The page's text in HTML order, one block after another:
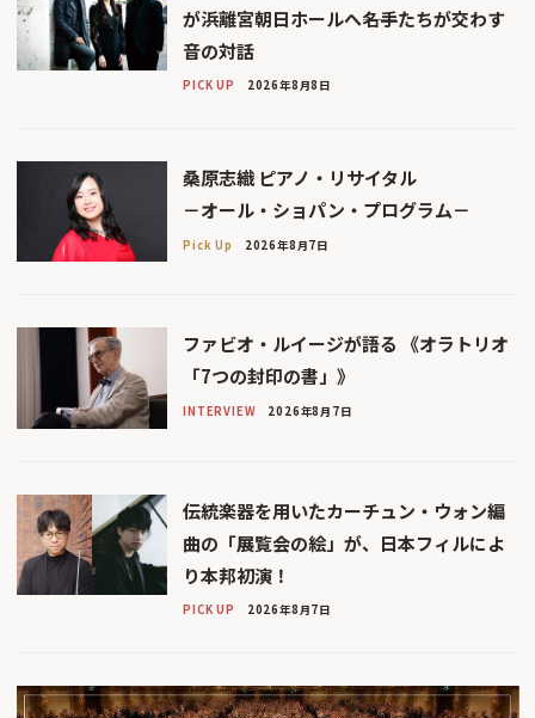
が浜離宮朝日ホールへ――名手たちが交わす
音の対話
PICK UP 2026年8月8日
桑原志織 ピアノ・リサイタル
－オール・ショパン・プログラム－
Pick Up 2026年8月7日
ファビオ・ルイージが語る 《オラトリオ
「7つの封印の書」》
INTERVIEW 2026年8月7日
伝統楽器を用いたカーチュン・ウォン編
曲の「展覧会の絵」が、日本フィルによ
り本邦初演！
PICK UP 2026年8月7日